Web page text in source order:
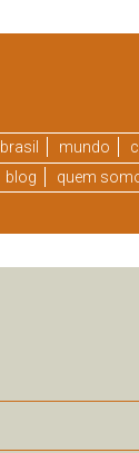
blog quem
brasil mundo